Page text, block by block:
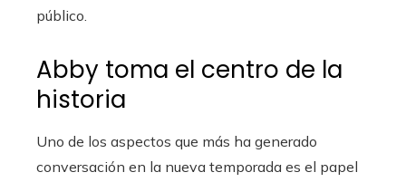
público.
Abby toma el centro de la
historia
Uno de los aspectos que más ha generado
conversación en la nueva temporada es el papel